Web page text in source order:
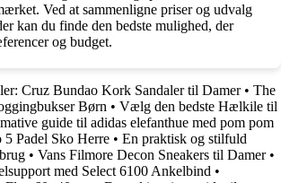
Ved at sammenligne priser og udvalg
kan du finde den bedste mulighed, der
og budget.
Cruz Bundao Kork Sandaler til Damer• The
Børn • Vælg den bedste Hælkile til
guide til adidas elefanthue med pom pom
5 Padel Sko Herre • En praktisk og stilfuld
• Vans Filmore Decon Sneakers til Damer•
med Select 6100 Ankelbind •